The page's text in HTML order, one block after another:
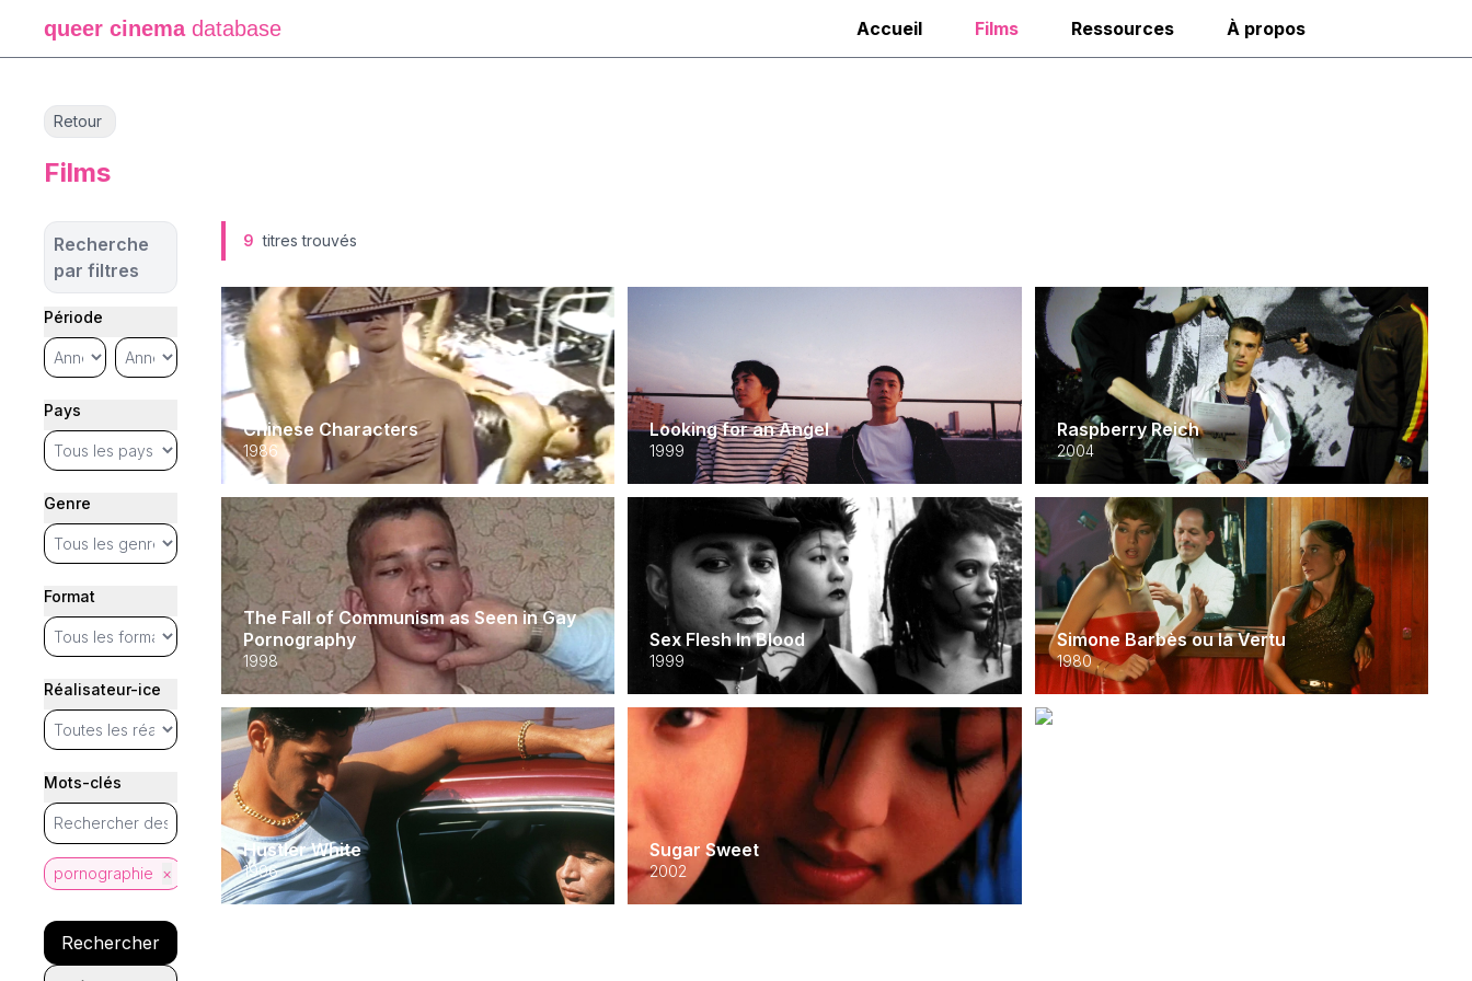
queer cinema database Accueil Films Ressources À propos
Retour
Films
Recherche
par filtres
Période
Pays
Genre
Format
Réalisateur-ice
Mots-clés
pornographie ×
Rechercher
9 titres trouvés
Chinese Characters
1986
Looking for an Angel
1999
Raspberry Reich
2004
The Fall of Communism as Seen in Gay
Pornography
1998
Sex Flesh In Blood
1999
Simone Barbès ou la Vertu
1980
Hustler White
1996
Sugar Sweet
2002